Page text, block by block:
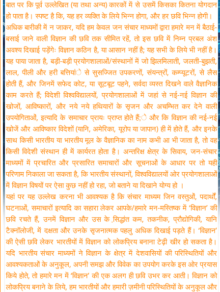
बात पर कि पूर्व उल्लेखित (या तथा अन्य) कारकों में से उसमें किसका कितना योगदान
हो पाता है। स्पष्ट है कि, यह हर व्यक्ति के लिये भिन्न होगा, और हर छवि भिन्न होगी।
अधिक बारीकी में न जाकर, यदि हम केवल जन संचार माध्यमों द्वारा हमारे मन में बैठाई-
बसाई जाने वाली विज्ञान की छवि तक सीमित रहें, तो इस छवि में निम्न प्रबल अंश
अवश्य दिखाई पड़ेंगेः विज्ञान कठिन है, या आसान नहीं है; यह सभी के लिये भी नहीं है।
यह पाया जाता है, बड़ी-बड़ी प्रयोगशालाओं/संस्थानों में जो झिलमिलाती, जलती-बुझती,
लाल, पीली और हरी बत्तियांे से सुसज्जित उपकरणों, संयन्त्रों, कम्प्यूटरों, से लैस
होती हैं, और जिनमें सफेद कोट, या सूटबूट पहने, सर्वदा व्यस्त दिखने वाले वैज्ञानिक
काम करते हैं; विदेशी विश्वविद्यालयों, प्रयोगशालाओं में जहां से नई-नई विज्ञान की
खोजों, आविष्कारों, और नये नये हथियारों के सृजन और अचम्भित कर देने वाली
उपयोगिताओं, इत्यादि के समाचार प्रायः प्राप्त होते हैं;े और कि विज्ञान की नई-नई
खोजें और आविष्कार विदेशों (यानि, अमेरिका, यूरोप या जापान) ही में होते हैं, और इनके
साथ किसी भारतीय या भारतीय मूल के वैज्ञानिक का नाम कभी आ भी जाता है, तो वह
किसी विदेशी संस्थान ही में कार्यरत होता है। अन्तरिक्ष क्षेत्र के सिवाय, जन-संचार
माध्यमों में प्रचारित और प्रसारित समाचारों और सूचनाओं के आधार पर तो यही
परिणाम निकाला जा सकता है, कि भारतीय संस्थानों, विश्वविद्यालयों ओर प्रयोगशालाओं
में विज्ञान विषयों पर ऐसा कुछ नहीं हो रहा, जो बताने या दिखाने योग्य हो ।
यहां पर यह उल्लेख करना भी आवश्यक है कि संचार माध्यम जिन वस्तुओं, पदार्थों,
घटनाओं, समाचारों इत्यादि का सहारा लेकर आपके/हमारे मन-मस्तिष्क में ‘विज्ञान’ की
छवि रचते हैं, उनमें विज्ञान और उस के सि़द्धांत कम, तकनीक, प्रौद्योगिकी, यानि
टैक्नॉलोजी, में दक्षता और उनके सृजनात्मक पहलु अधिक दिखाई पड़ते हैं। ‘विज्ञान’
की ऐसी छवि लेकर भारतीयों में विज्ञान को लोकप्रिय बनाना टेढ़ी खीर हो सकता है।
यदि भारतीय संचार माध्यमों ने विज्ञान के क्षेत्र में देशवासियों की परिस्थितियों और
आवश्यकताओं के अनुकूल, अपनी समझ और विवेक का उपयोग करके इस ओर प्रयास
किये होते, तो हमारे मन में ‘विज्ञान’ की एक अलग ही छवि उभर कर आती। विज्ञान को
लोकप्रिय बनाने के लिये, हम भारतीयों और हमारी ज़मीनी परिस्थितियों के अनुकूल और